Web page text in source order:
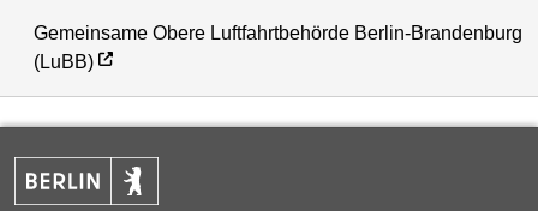
Gemeinsame Obere Luftfahrtbehörde Berlin-Brandenburg
(LuBB)